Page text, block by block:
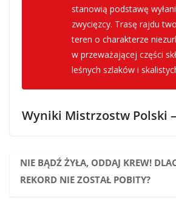
stanowią podstawę
zwycięzcy. Trasę rajdu
teren o charakterze
w przeważającej części
leśnych szlaków i
Wyniki Mistrzostw Polski
NIE BĄDŹ ŻYŁA, ODDAJ KREW!
REKORD NIE ZOSTAŁ POBITY?